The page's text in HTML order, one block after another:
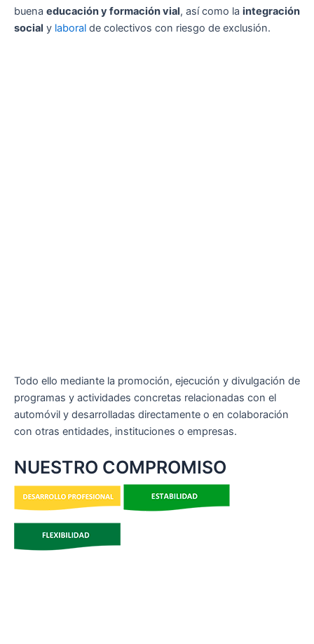
buena educación y formación vial, así como la integración
social y laboral de colectivos con riesgo de exclusión.
Todo ello mediante la promoción, ejecución y divulgación de
programas y actividades concretas relacionadas con el
automóvil y desarrolladas directamente o en colaboración
con otras entidades, instituciones o empresas.
NUESTRO COMPROMISO